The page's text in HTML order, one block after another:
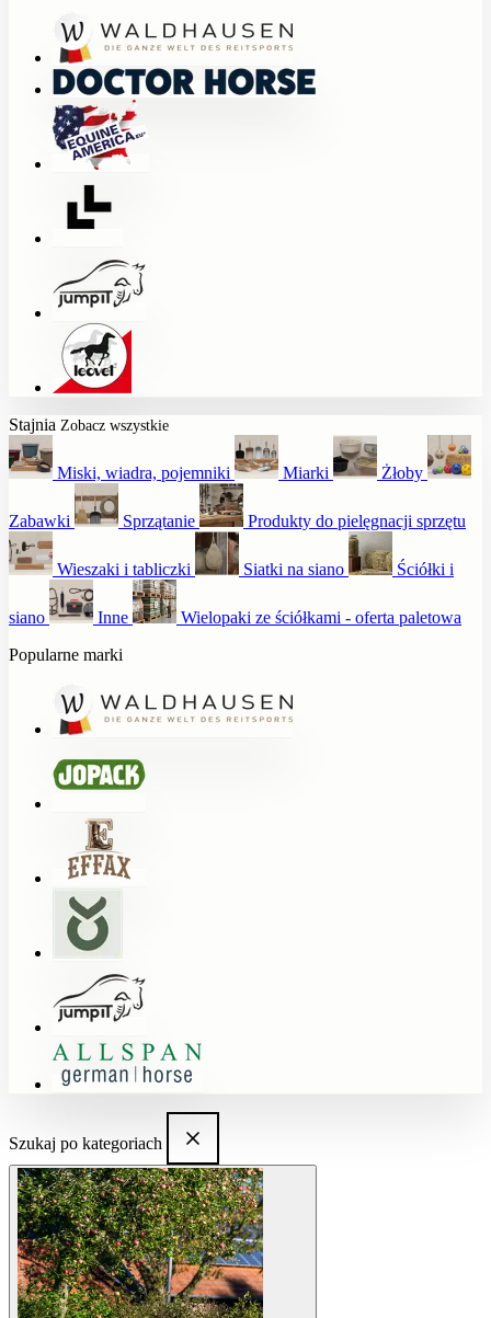
Stajnia Zobacz wszystkie
Miski, wiadra, pojemniki Miarki Żłoby
Zabawki Sprzątanie Produkty do pielęgnacji sprzętu
Wieszaki i tabliczki Siatki na siano Ściółki i
siano Inne
Wielopaki ze ściółkami - oferta paletowa
Popularne marki
Szukaj po kategoriach